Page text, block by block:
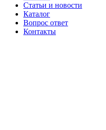
Статьи и новости
Каталог
Вопрос ответ
Контакты